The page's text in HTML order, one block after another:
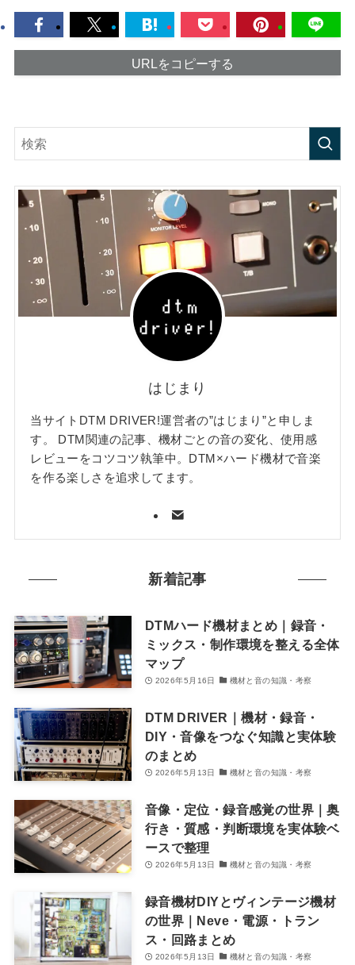
URLをコピーする
はじまり
当サイトDTM DRIVER!運営者の”はじまり”と申しま
す。 DTM関連の記事、機材ごとの音の変化、使用感
レビューをコツコツ執筆中。DTM×ハード機材で音楽
を作る楽しさを追求してます。
新着記事
DTMハード機材まとめ｜録音・
ミックス・制作環境を整える全体
マップ
2026年5月16日 機材と音の知識・考察
DTM DRIVER｜機材・録音・
DIY・音像をつなぐ知識と実体験
のまとめ
2026年5月13日 機材と音の知識・考察
音像・定位・録音感覚の世界｜奥
行き・質感・判断環境を実体験ベ
ースで整理
2026年5月13日 機材と音の知識・考察
録音機材DIYとヴィンテージ機材
の世界｜Neve・電源・トラン
ス・回路まとめ
2026年5月13日 機材と音の知識・考察